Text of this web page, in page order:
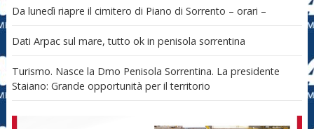
Da lunedì riapre il cimitero di Piano di Sorrento – orari –
Dati Arpac sul mare, tutto ok in penisola sorrentina
Turismo. Nasce la Dmo Penisola Sorrentina. La presidente
Staiano: Grande opportunità per il territorio